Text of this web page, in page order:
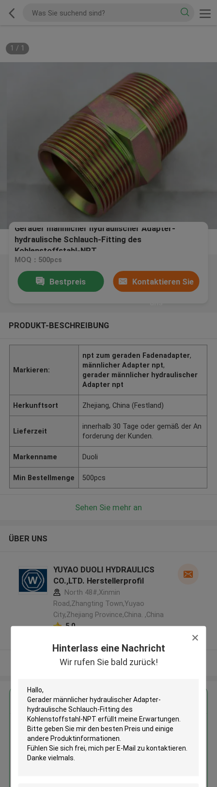
Hinterlass eine Nachricht
Wir rufen Sie bald zurück!
1 / 1
Gerader männlicher hydraulischer Adapter-
hydraulische Schlauch-Fitting des
Kohlenstoffstahl-NPT
MOQ：500pcs
Bestpreis Kontaktieren Sie
PRODUKT-BESCHREIBUNG
Markieren:
npt zum geraden Fadenadapter,
männlicher Adapter npt,
gerader männlicher hydraulischer
Adapter npt
Herkunftsort Zhejiang, China (Festland)
Lieferzeit
innerhalb 30 Tage oder gemäß der An
forderung der Kunden.
Markenname Duoli
Min Bestellmenge 500pcs
Sehen Sie mehr an
ÜBER UNS
YUYAO DUOLI HYDRAULICS
CO.,LTD. Herstellerprofil
North 48#,Xinmin
Road,Zhangting Town,Yuyao
City,Zhejiang Province,China. ,China
5.0
Sehen Sie mehr an
Erhalten Sie den besten Preis für
Gerader männlicher
hydraulischer Adapter-
hydraulische Schlauch-Fitting